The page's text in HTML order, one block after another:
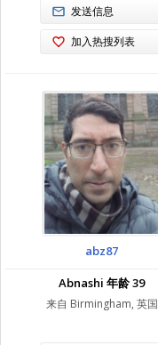
发送信息
加入热搜列表
abz87
Abnashi 年龄 39
来自 Birmingham, 英国